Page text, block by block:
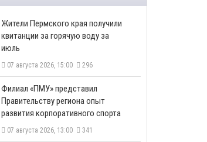
​Жители Пермского края получили
квитанции за горячую воду за
июль
07 августа 2026, 15:00 296
​Филиал «ПМУ» представил
Правительству региона опыт
развития корпоративного спорта
07 августа 2026, 13:00 341